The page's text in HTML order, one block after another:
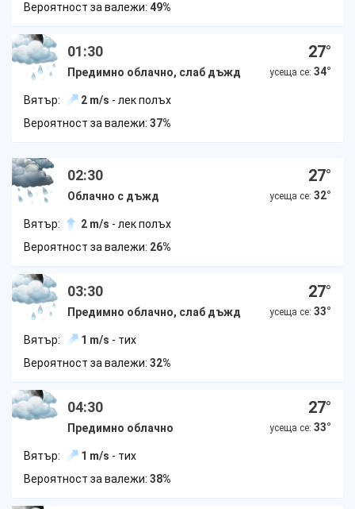
Вероятност за валежи: 49%
01:30
Предимно облачно, слаб дъжд
27°
усеща се: 34°
Вятър: 2 m/s - лек полъх
Вероятност за валежи: 37%
02:30
Облачно с дъжд
27°
усеща се: 32°
Вятър: 2 m/s - лек полъх
Вероятност за валежи: 26%
03:30
Предимно облачно, слаб дъжд
27°
усеща се: 33°
Вятър: 1 m/s - тих
Вероятност за валежи: 32%
04:30
Предимно облачно
27°
усеща се: 33°
Вятър: 1 m/s - тих
Вероятност за валежи: 38%